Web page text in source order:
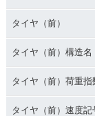
タイヤ（前）
タイヤ（前）構造名
タイヤ（前）荷重指
タイヤ（前）速度記